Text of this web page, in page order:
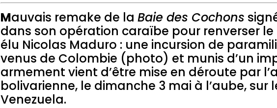
Mauvais remake de la Baie des Cochons
dans son opération caraïbe pour renverser le
élu Nicolas Maduro : une incursion de
venus de Colombie (photo) et munis d’un
armement vient d’être mise en déroute par
bolivarienne, le dimanche 3 mai à l’aube, sur
Venezuela.